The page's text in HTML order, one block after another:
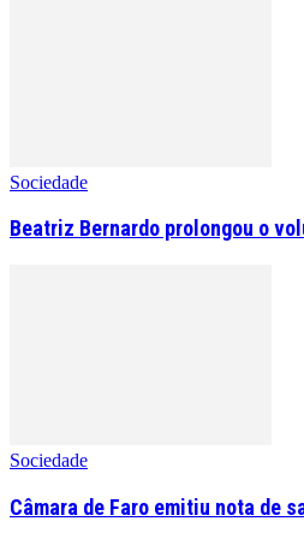
Sociedade
Beatriz Bernardo prolongou o
Sociedade
Câmara de Faro emitiu nota de